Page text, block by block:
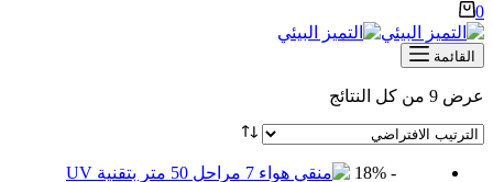
عربة
التسوق
0
القائمة
عرض ⁦9⁩ من كل النتائج
- 18%